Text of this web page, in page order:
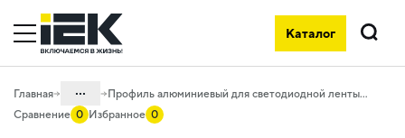
Каталог
Поиск
Главная ...
Профиль алюминиевый для светодиодной ленты 2207 встраиваемый трапециевидный 2м с комплектом аксессуаров (опал) IEK
Сравнение 0 Избранное 0